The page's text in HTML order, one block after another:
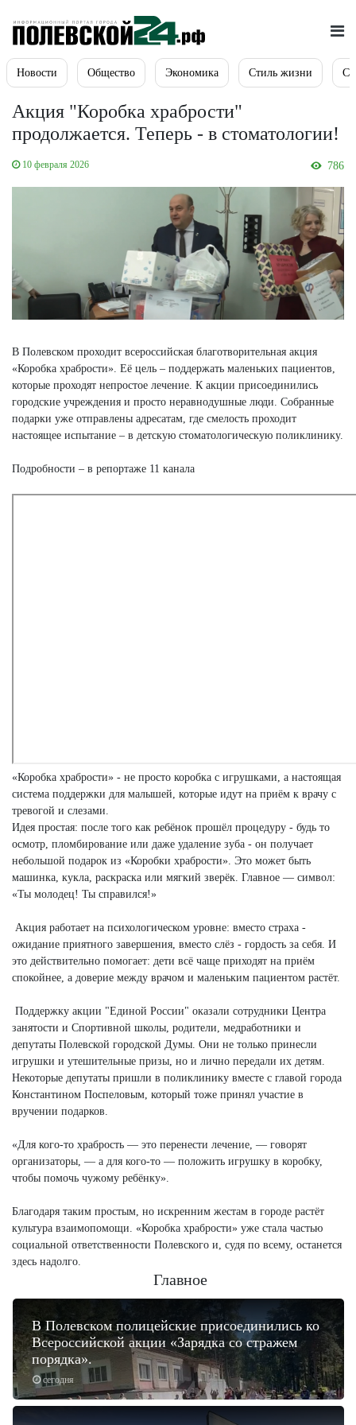
Новости Общество Экономика Стиль жизни
Акция "Коробка храбрости"
продолжается. Теперь - в стоматологии!
10 февраля 2026 786
В Полевском проходит всероссийская благотворительная акция
«Коробка храбрости». Её цель – поддержать маленьких пациентов,
которые проходят непростое лечение. К акции присоединились
городские учреждения и просто неравнодушные люди. Собранные
подарки уже отправлены адресатам, где смелость проходит
настоящее испытание – в детскую стоматологическую поликлинику.
Подробности – в репортаже 11 канала
«Коробка храбрости» - не просто коробка с игрушками, а настоящая
система поддержки для малышей, которые идут на приём к врачу с
тревогой и слезами.
Идея простая: после того как ребёнок прошёл процедуру - будь то
осмотр, пломбирование или даже удаление зуба - он получает
небольшой подарок из «Коробки храбрости». Это может быть
машинка, кукла, раскраска или мягкий зверёк. Главное — символ:
«Ты молодец! Ты справился!»
Акция работает на психологическом уровне: вместо страха -
ожидание приятного завершения, вместо слёз - гордость за себя. И
это действительно помогает: дети всё чаще приходят на приём
спокойнее, а доверие между врачом и маленьким пациентом растёт.
Поддержку акции "Единой России" оказали сотрудники Центра
занятости и Спортивной школы, родители, медработники и
депутаты Полевской городской Думы. Они не только принесли
игрушки и утешительные призы, но и лично передали их детям.
Некоторые депутаты пришли в поликлинику вместе с главой города
Константином Поспеловым, который тоже принял участие в
вручении подарков.
«Для кого-то храбрость — это перенести лечение, — говорят
организаторы, — а для кого-то — положить игрушку в коробку,
чтобы помочь чужому ребёнку».
Благодаря таким простым, но искренним жестам в городе растёт
культура взаимопомощи. «Коробка храбрости» уже стала частью
социальной ответственности Полевского и, судя по всему, останется
здесь надолго.
Главное
сегодня
В Полевском полицейские присоединились ко
Всероссийской акции «Зарядка со стражем
порядка».